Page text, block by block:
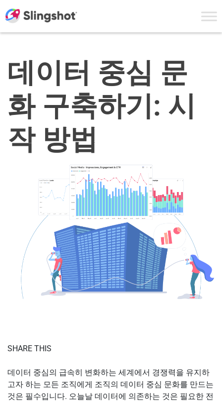
데이터 중심 문
화 구축하기: 시
작 방법
SHARE THIS
데이터 중심의 급속히 변화하는 세계에서 경쟁력을 유지하
고자 하는 모든 조직에게 조직의 데이터 중심 문화를 만드는
것은 필수입니다. 오늘날 데이터에 의존하는 것은 필요한 전